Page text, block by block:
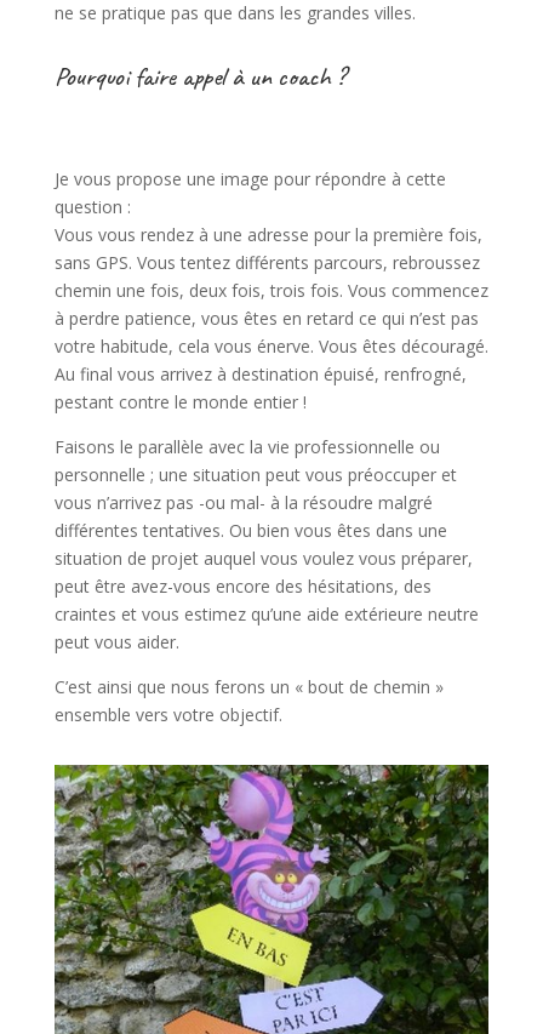
ne se pratique pas que dans les grandes villes.
Pourquoi faire appel à un coach ?
Je vous propose une image pour répondre à cette
question :
Vous vous rendez à une adresse pour la première fois,
sans GPS. Vous tentez différents parcours, rebroussez
chemin une fois, deux fois, trois fois. Vous commencez
à perdre patience, vous êtes en retard ce qui n’est pas
votre habitude, cela vous énerve. Vous êtes découragé.
Au final vous arrivez à destination épuisé, renfrogné,
pestant contre le monde entier !
Faisons le parallèle avec la vie professionnelle ou
personnelle ; une situation peut vous préoccuper et
vous n’arrivez pas -ou mal- à la résoudre malgré
différentes tentatives. Ou bien vous êtes dans une
situation de projet auquel vous voulez vous préparer,
peut être avez-vous encore des hésitations, des
craintes et vous estimez qu’une aide extérieure neutre
peut vous aider.
C’est ainsi que nous ferons un « bout de chemin »
ensemble vers votre objectif.